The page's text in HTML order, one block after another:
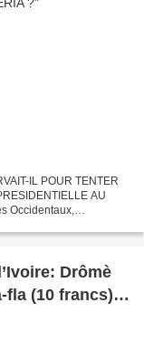
IL POUR TENTER
AU
Occidentaux,
Drômè
fla (10 francs)…